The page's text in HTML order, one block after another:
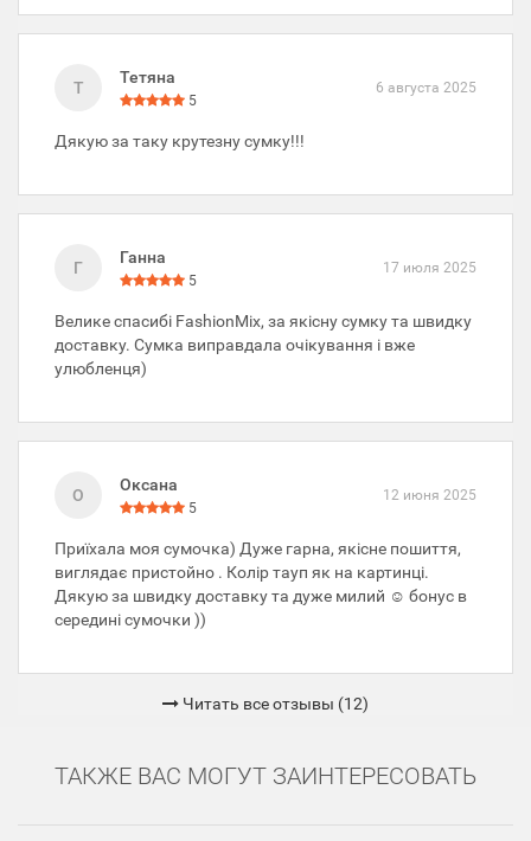
Т
Тетяна
5
6 августа 2025
Дякую за таку крутезну сумку!!!
Г
Ганна
5
17 июля 2025
Велике спасибі FashionMix, за якісну сумку та швидку
доставку. Сумка виправдала очікування і вже
улюбленця)
О
Оксана
5
12 июня 2025
Приїхала моя сумочка) Дуже гарна, якісне пошиття,
виглядає пристойно . Колір тауп як на картинці.
Дякую за швидку доставку та дуже милий ☺️ бонус в
середині сумочки ))
Читать все отзывы (12)
ТАКЖЕ ВАС МОГУТ ЗАИНТЕРЕСОВАТЬ